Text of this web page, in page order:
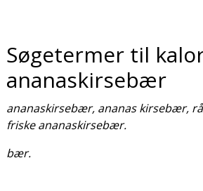
Søgetermer til
ananaskirsebær
ananaskirsebær, ananas kirsebær,
friske ananaskirsebær.
bær.